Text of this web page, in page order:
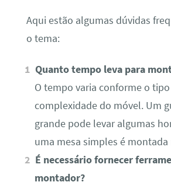
Aqui estão algumas dúvidas
o tema:
Quanto tempo leva para
O tempo varia conforme o tipo
complexidade do móvel. Um
grande pode levar algumas
uma mesa simples é
É necessário fornecer
montador?